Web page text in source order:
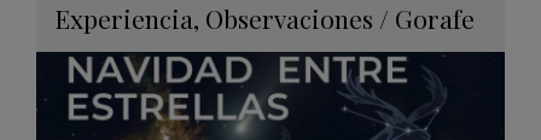
Experiencia, Observaciones / Gorafe